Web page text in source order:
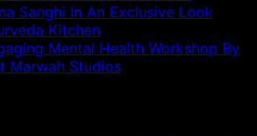
Sanghi In An Exclusive Look
Kitchen
Mental Health Workshop By
Marwah Studios